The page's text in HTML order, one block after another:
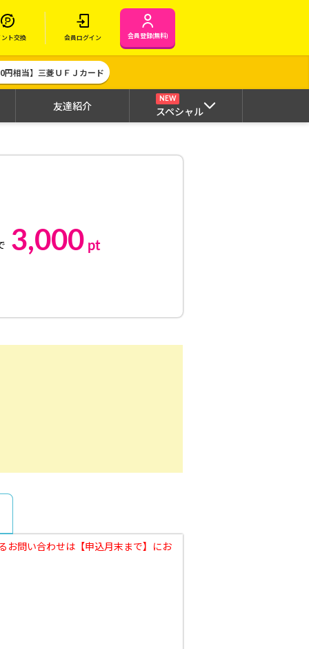
ント交換 会員ログイン 会員登録(無料)
円相当】三菱ＵＦＪカード
友達紹介
NEW
スペシャル
3,000 pt
お問い合わせは【申込月末まで】にお